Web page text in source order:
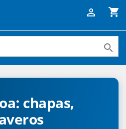
shopping_cart


chapas,